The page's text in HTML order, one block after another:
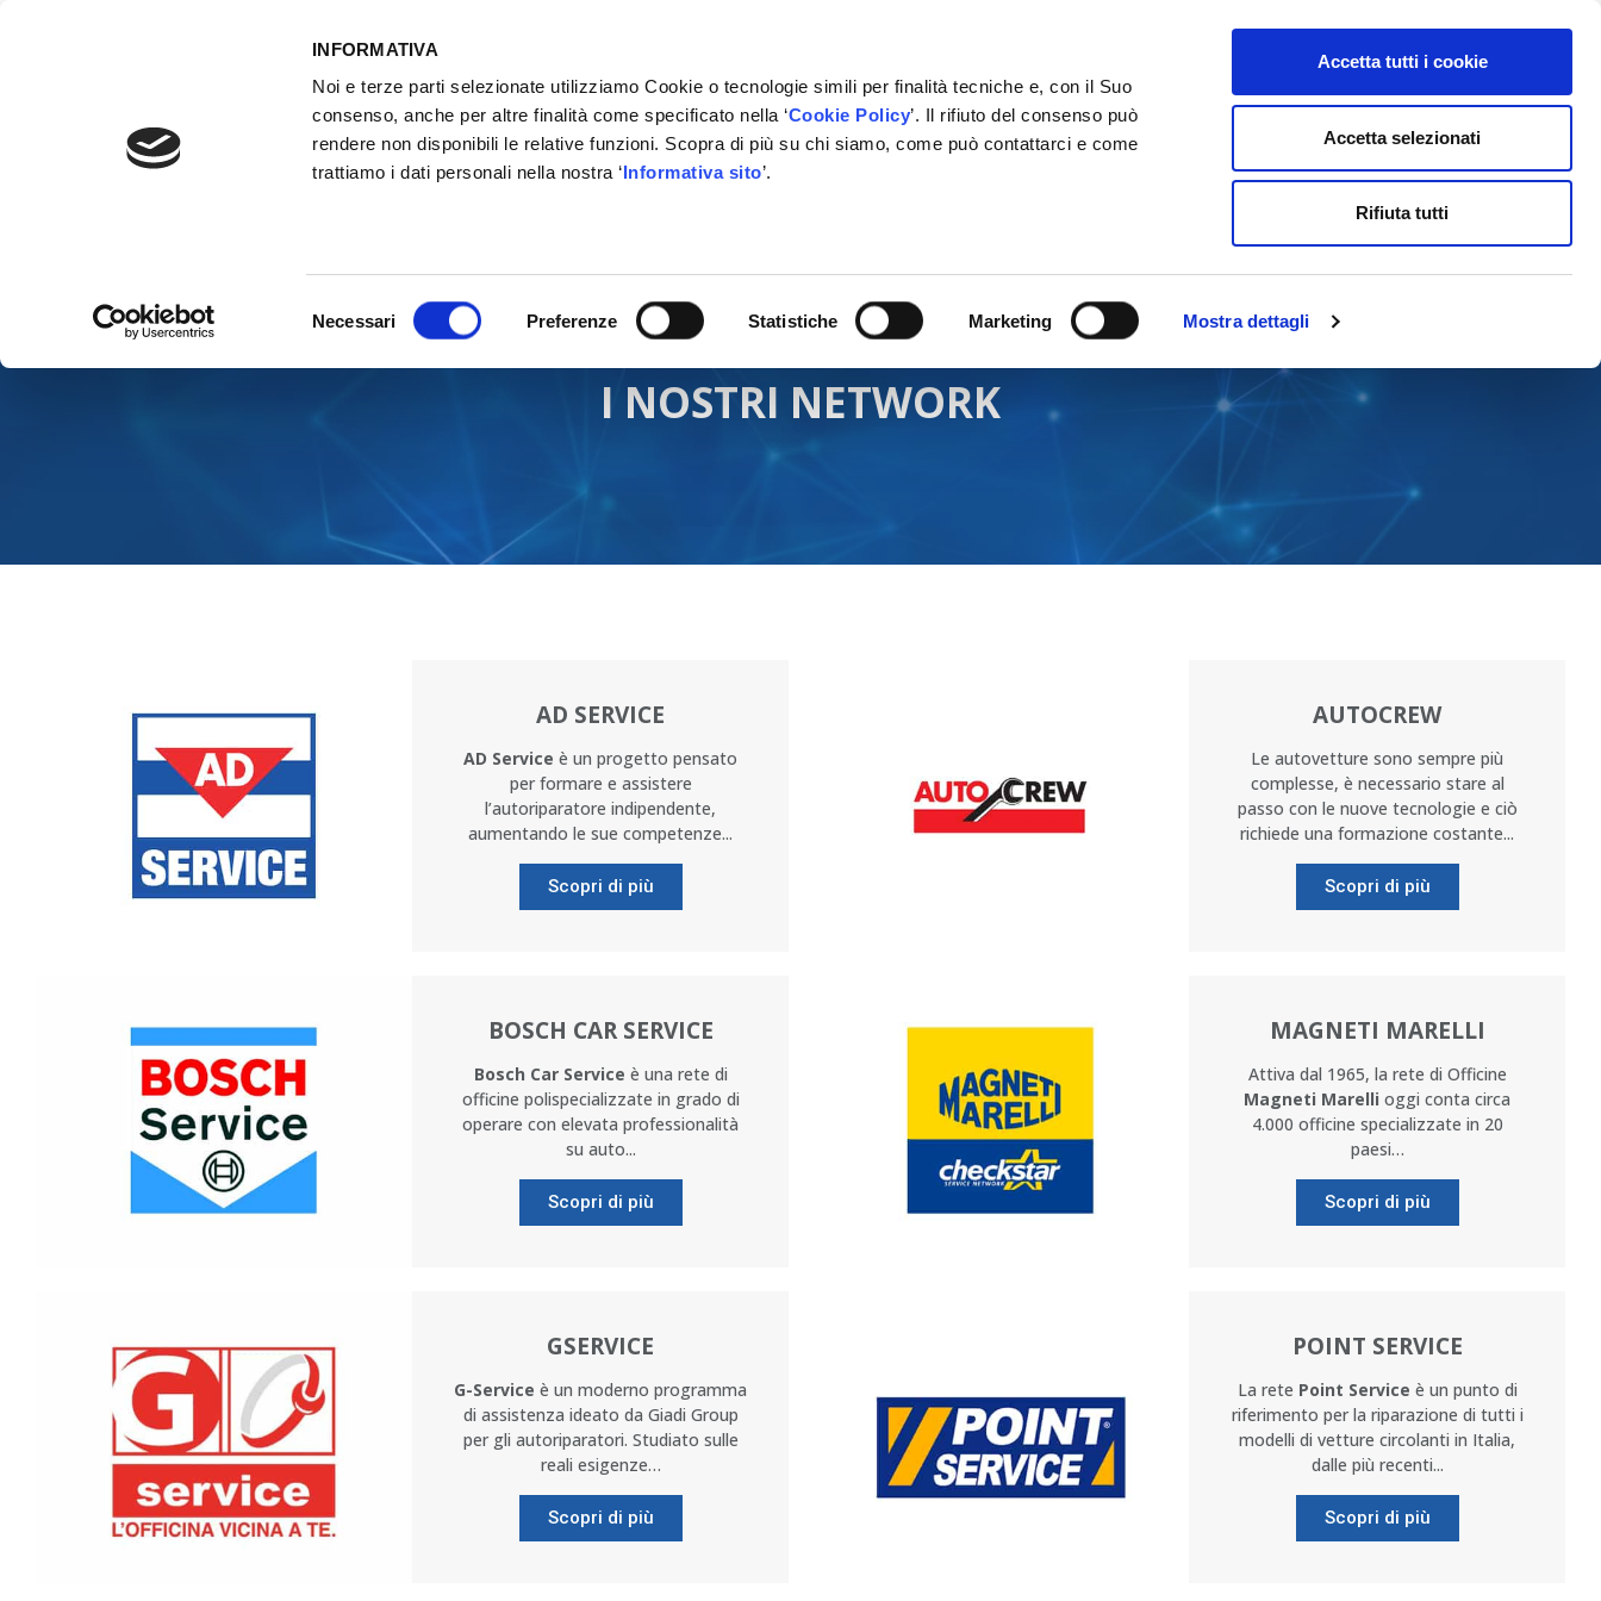
INFORMATIVA
Noi e terze parti selezionate utilizziamo Cookie o tecnologie simili per finalità tecniche e, con il Suo
consenso, anche per altre finalità come specificato nella ‘Cookie Policy’. Il rifiuto del consenso può
rendere non disponibili le relative funzioni. Scopra di più su chi siamo, come può contattarci e come
trattiamo i dati personali nella nostra ‘Informativa sito’.
del
Necessari Preferenze Statistiche Marketing Mostra dettagli
Accetta tutti i cookie
Accetta selezionati
Rifiuta tutti
ACCESSO GESTIONALE
ACCEDI E CONTATTACI
I NOSTRI NETWORK
AD SERVICE
AD Service è un progetto pensato
per formare e assistere
l’autoriparatore indipendente,
aumentando le sue competenze...
Scopri di più
BOSCH CAR SERVICE
Bosch Car Service è una rete di
officine polispecializzate in grado di
operare con elevata professionalità
su auto...
Scopri di più
GSERVICE
G-Service è un moderno programma
di assistenza ideato da Giadi Group
per gli autoriparatori. Studiato sulle
reali esigenze…
Scopri di più
AUTOCREW
Le autovetture sono sempre più
complesse, è necessario stare al
passo con le nuove tecnologie e ciò
richiede una formazione costante...
Scopri di più
MAGNETI MARELLI
Attiva dal 1965, la rete di Officine
Magneti Marelli oggi conta circa
4.000 officine specializzate in 20
paesi…
Scopri di più
POINT SERVICE
La rete Point Service è un punto di
riferimento per la riparazione di tutti i
modelli di vetture circolanti in Italia,
dalle più recenti...
Scopri di più